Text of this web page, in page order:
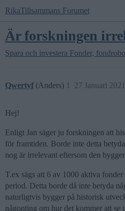
RikaTillsammans Forumet
Är forskningen
Spara och investera Fonder,
Qwertyf (Anders) 27 Januari
1
Hej!
Enligt Jan säger ju forskningen att
för framtiden. Borde inte detta
nog är irrelevant eftersom den
T.ex sägs att 6 av 1000 aktiva
period. Detta borde då inte betyda
naturligtvis bygger på historisk
någonting om hur det kommer att